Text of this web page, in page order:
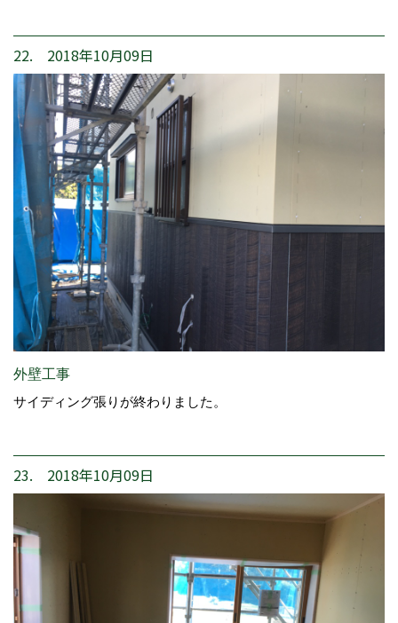
22. 2018年10月09日
外壁工事
サイディング張りが終わりました。
23. 2018年10月09日